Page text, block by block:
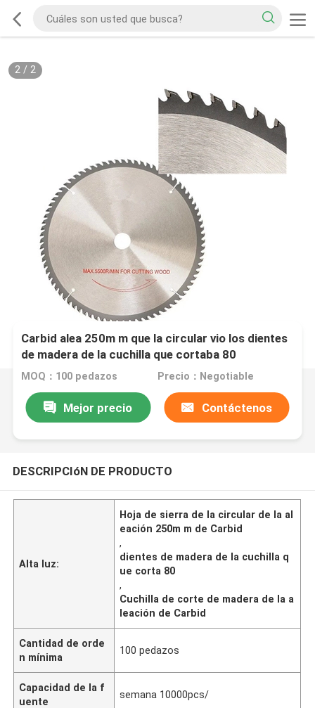
2/ 2
Carbid alea 250m m que la circular vio los dientes
de madera de la cuchilla que cortaba 80
MOQ：100 pedazos Precio：Negotiable
Mejor precio Contáctenos
DESCRIPCIóN DE PRODUCTO
Alta luz:
Hoja de sierra de la circular de la al
eación 250m m de Carbid
,
dientes de madera de la cuchilla q
ue corta 80
,
Cuchilla de corte de madera de la a
leación de Carbid
Cantidad de orde
n mínima
100 pedazos
Capacidad de la f
uente
semana 10000pcs/